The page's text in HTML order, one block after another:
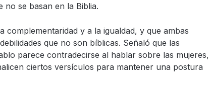
no se basan en la Biblia.
complementaridad y a la igualdad, y que ambas
que no son bíblicas. Señaló que las
parece contradecirse al hablar sobre las mujeres,
ciertos versículos para mantener una postura